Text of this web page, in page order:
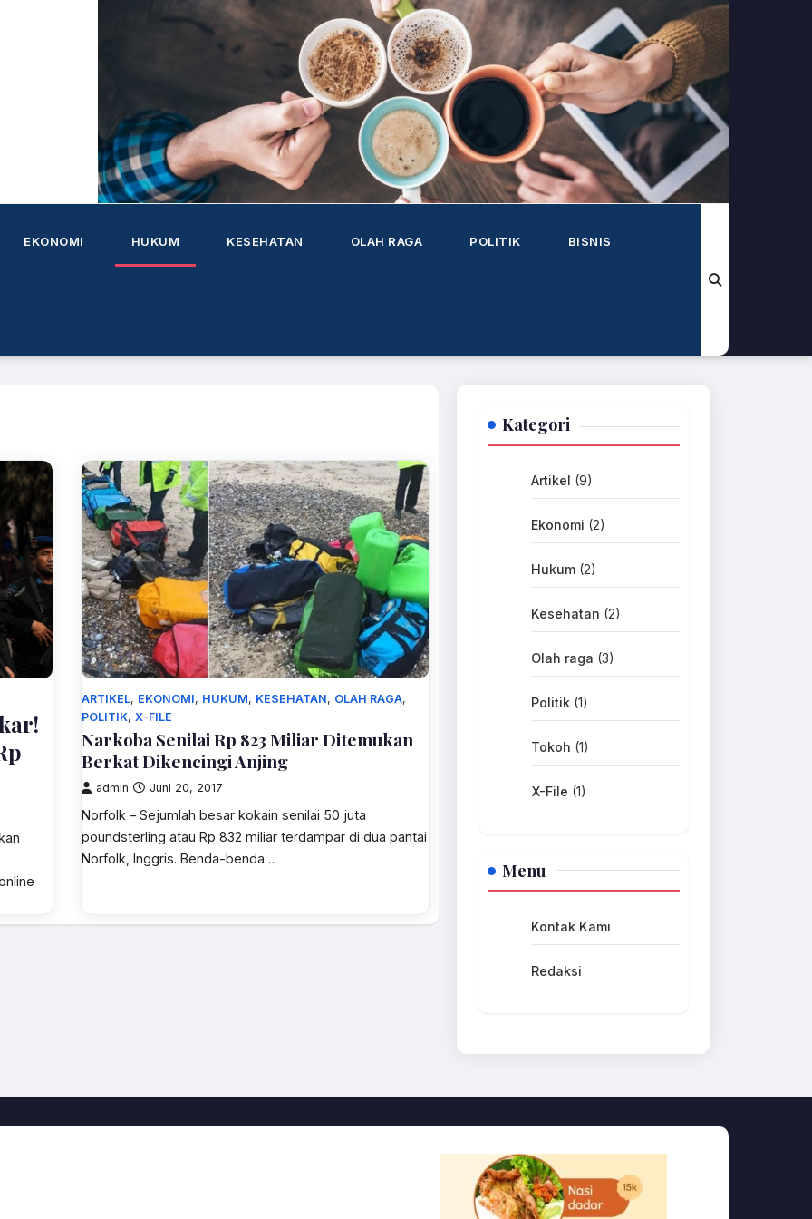
EKONOMI HUKUM KESEHATAN OLAH RAGA POLITIK BISNIS
ARTIKEL, EKONOMI, HUKUM, KESEHATAN, OLAH RAGA,
POLITIK, X-FILE
Narkoba Senilai Rp 823 Miliar Ditemukan
Berkat Dikencingi Anjing
admin Juni 20, 2017
Norfolk – Sejumlah besar kokain senilai 50 juta
poundsterling atau Rp 832 miliar terdampar di dua pantai
Norfolk, Inggris. Benda-benda…
Kategori
Artikel (9)
Ekonomi (2)
Hukum (2)
Kesehatan (2)
Olah raga (3)
Politik (1)
Tokoh (1)
X-File (1)
Menu
Kontak Kami
Redaksi